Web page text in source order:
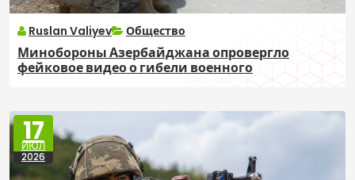
Ruslan Valiyev Общество
Минобороны Азербайджана опровергло
фейковое видео о гибели военного
17
ИЮЛ
2026